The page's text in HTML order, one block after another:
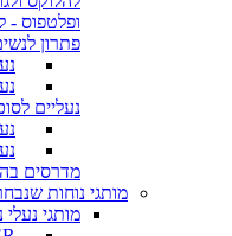
ופלטפוס -
פתרון
נעליים
מדרסים
מותגי נוחות
מותגי נעלי